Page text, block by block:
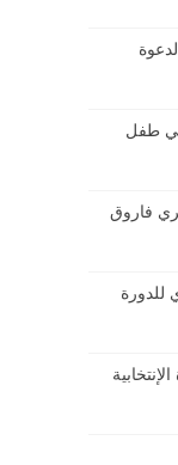
طفل
فاروق
للدورة